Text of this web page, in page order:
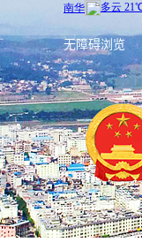
无障碍浏览